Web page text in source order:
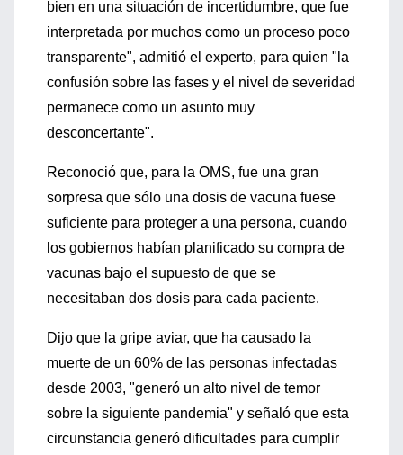
bien en una situación de incertidumbre, que fue
interpretada por muchos como un proceso poco
transparente", admitió el experto, para quien "la
confusión sobre las fases y el nivel de severidad
permanece como un asunto muy
desconcertante".
Reconoció que, para la OMS, fue una gran
sorpresa que sólo una dosis de vacuna fuese
suficiente para proteger a una persona, cuando
los gobiernos habían planificado su compra de
vacunas bajo el supuesto de que se
necesitaban dos dosis para cada paciente.
Dijo que la gripe aviar, que ha causado la
muerte de un 60% de las personas infectadas
desde 2003, "generó un alto nivel de temor
sobre la siguiente pandemia" y señaló que esta
circunstancia generó dificultades para cumplir